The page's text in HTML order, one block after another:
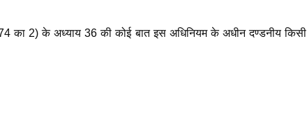
का 2) के अध्याय 36 की कोई बात इस अधिनियम के अधीन दण्डनीय किसी